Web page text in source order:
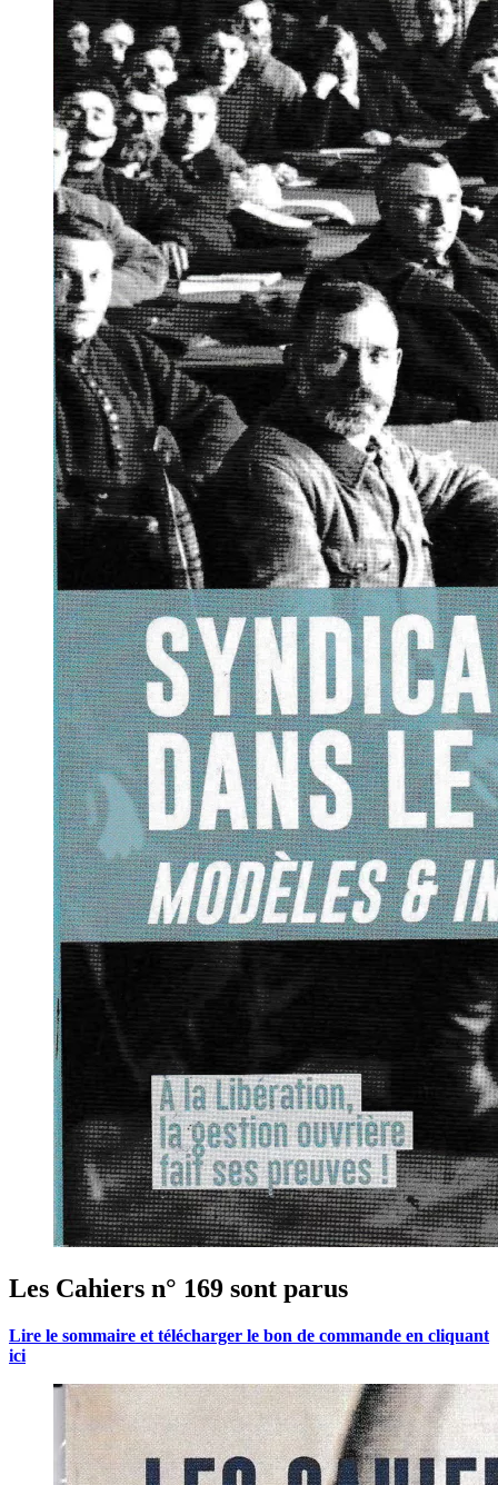
Les Cahiers n° 169 sont parus
Lire le sommaire et télécharger le bon de commande en cliquant
ici